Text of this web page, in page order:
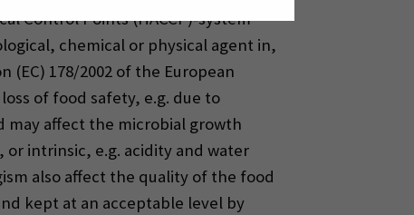
Control Points (HACCP)-system
chemical or physical agent in,
178/2002 of the European
of food safety, e.g. due to
may affect the microbial growth
or intrinsic, e.g. acidity and water
also affect the quality of the food
kept at an acceptable level by